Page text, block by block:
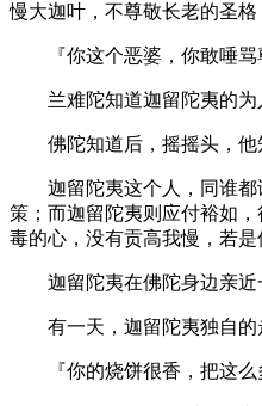
慢大迦叶，不尊敬长老的圣
『你这个恶婆，你敢唾骂
兰难陀知道迦留陀夷的为
佛陀知道后，摇摇头，他知
迦留陀夷这个人，同谁都谈
策；而迦留陀夷则应付裕如
毒的心，没有贡高我慢，若
迦留陀夷在佛陀身边亲近一
有一天，迦留陀夷独自的走
『你的烧饼很香，把这么多